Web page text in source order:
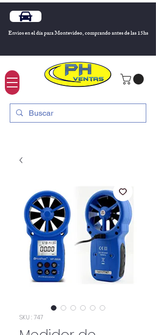
Envios en el día para Montevideo, comprando antes de las 15hs
SKU : 747